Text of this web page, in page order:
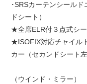
･SRSカーテンシール
ドシート）
★全席ELR付３点式シ
★ISOFIX対応チャイル
カー（セカンドシート左
（ウインド・ミラー）